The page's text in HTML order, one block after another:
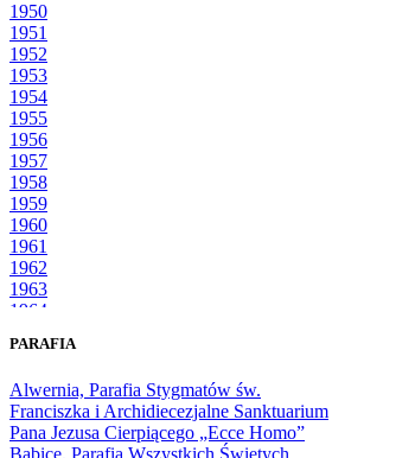
1950
1951
1952
1953
1954
1955
1956
1957
1958
1959
1960
1961
1962
1963
1964
1966
1968
1969
1970
PARAFIA
Alwernia, Parafia Stygmatów św.
Franciszka i Archidiecezjalne Sanktuarium
Pana Jezusa Cierpiącego „Ecce Homo”
Babice, Parafia Wszystkich Świętych